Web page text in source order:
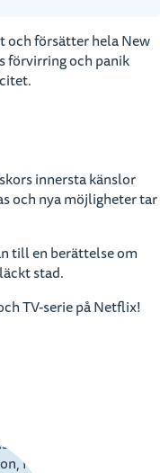
och försätter hela New
förvirring och panik
innersta känslor
och nya möjligheter tar
till en berättelse om
stad.
TV-serie på Netflix!